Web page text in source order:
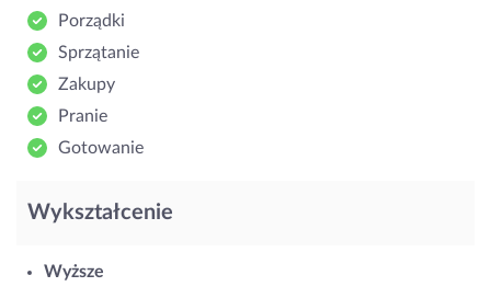
Porządki
Sprzątanie
Zakupy
Pranie
Gotowanie
Wykształcenie
Wyższe